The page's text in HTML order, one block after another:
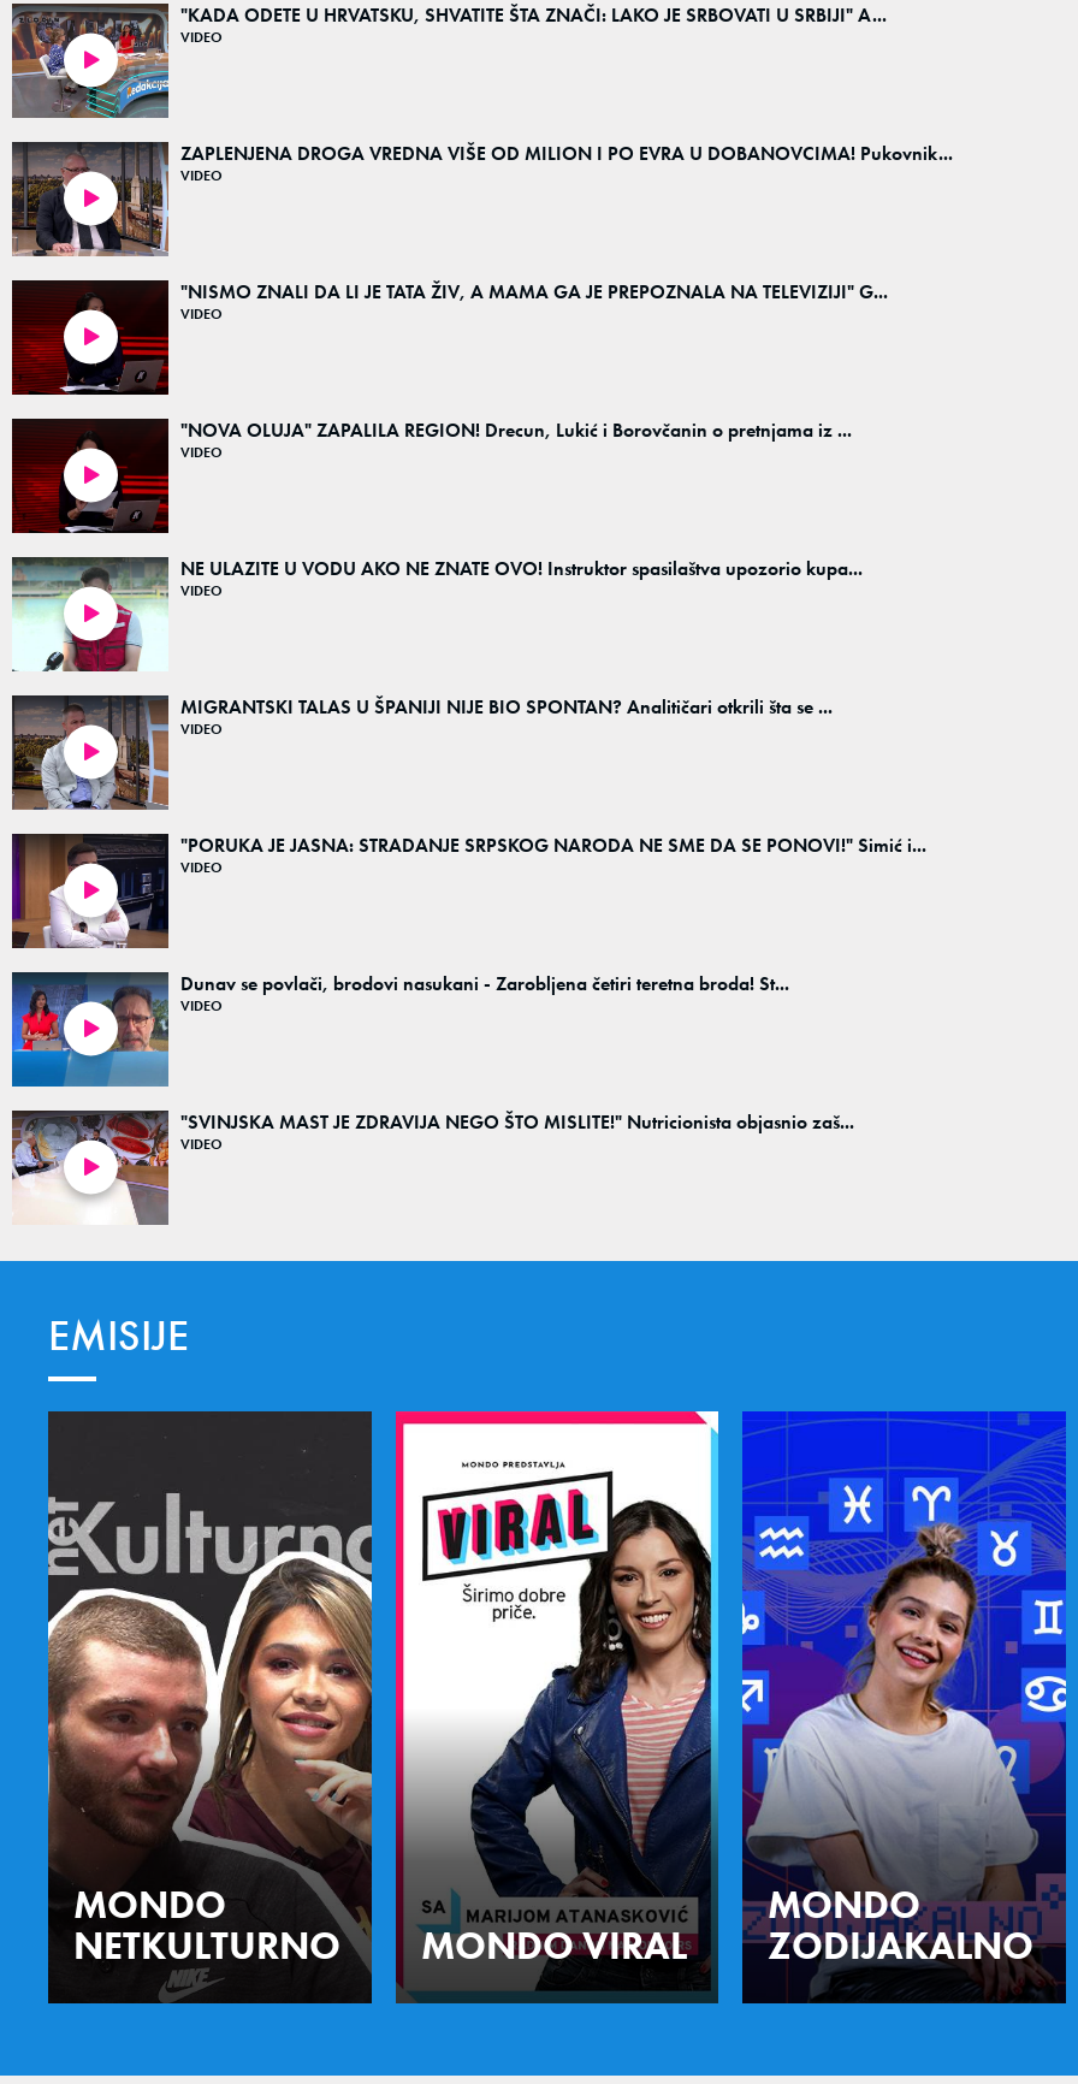
"KADA ODETE U HRVATSKU, SHVATITE ŠTA ZNAČI: LAKO JE SRBOVATI U SRBIJI" A...
VIDEO
ZAPLENJENA DROGA VREDNA VIŠE OD MILION I PO EVRA U DOBANOVCIMA! Pukovnik...
VIDEO
"NISMO ZNALI DA LI JE TATA ŽIV, A MAMA GA JE PREPOZNALA NA TELEVIZIJI" G...
VIDEO
"NOVA OLUJA" ZAPALILA REGION! Drecun, Lukić i Borovčanin o pretnjama iz ...
VIDEO
NE ULAZITE U VODU AKO NE ZNATE OVO! Instruktor spasilaštva upozorio kupa...
VIDEO
MIGRANTSKI TALAS U ŠPANIJI NIJE BIO SPONTAN? Analitičari otkrili šta se ...
VIDEO
"PORUKA JE JASNA: STRADANJE SRPSKOG NARODA NE SME DA SE PONOVI!" Simić i...
VIDEO
Dunav se povlači, brodovi nasukani - Zarobljena četiri teretna broda! St...
VIDEO
"SVINJSKA MAST JE ZDRAVIJA NEGO ŠTO MISLITE!" Nutricionista objasnio zaš...
VIDEO
EMISIJE
MONDO
NETKULTURNO
MONDO VIRAL
MONDO
ZODIJAKALNO